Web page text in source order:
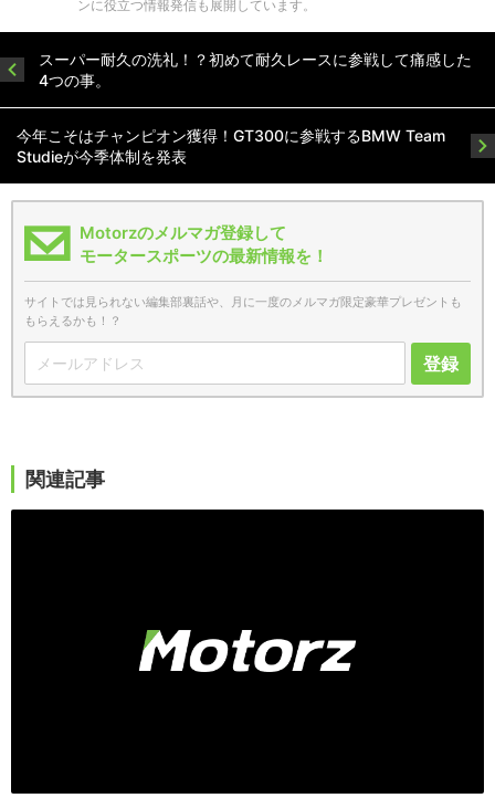
ンに役立つ情報発信も展開しています。
スーパー耐久の洗礼！？初めて耐久レースに参戦して痛感した
4つの事。
今年こそはチャンピオン獲得！GT300に参戦するBMW Team
Studieが今季体制を発表
Motorzのメルマガ登録して
モータースポーツの最新情報を！
サイトでは見られない編集部裏話や、月に一度のメルマガ限定豪華プレゼントも
もらえるかも！？
登録
関連記事